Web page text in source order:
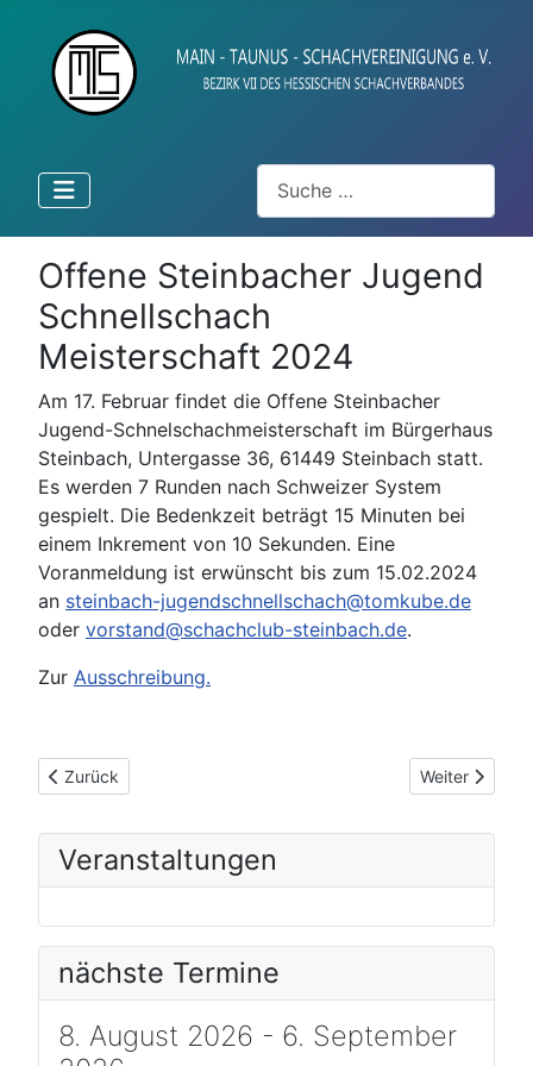
Suchen
Offene Steinbacher Jugend
Schnellschach
Meisterschaft 2024
Am 17. Februar findet die Offene Steinbacher
Jugend-Schnelschachmeisterschaft im Bürgerhaus
Steinbach, Untergasse 36, 61449 Steinbach statt.
Es werden 7 Runden nach Schweizer System
gespielt. Die Bedenkzeit beträgt 15 Minuten bei
einem Inkrement von 10 Sekunden. Eine
Voranmeldung ist erwünscht bis zum 15.02.2024
an steinbach-jugendschnellschach@tomkube.de
oder vorstand@schachclub-steinbach.de.
Zur Ausschreibung.
Vorheriger Beitrag: Ausschreibung MTS-Einzelmeisterschaft
Zurück Nächster
Weiter
Veranstaltungen
nächste Termine
8. August 2026 - 6. September